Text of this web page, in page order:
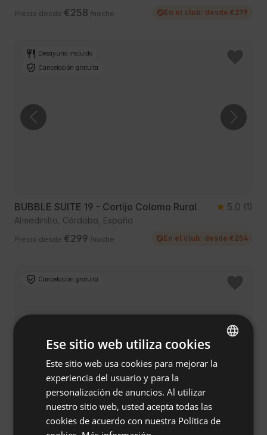
Precio desde €258 /noche En el club: desde €219
Desayuno incluido
Cancelación gratuita
BUBBLE SUITE 19 - Cortijo Colomo Rural 5.0 (1)
Almedinilla, Córdoba, España
Precio desde €299 /noche En el club: desde €254
Cancelación gratuita
El Ventorro
ENGLISH
POLISH
GERMAN
Ese sitio web utiliza cookies
Este sitio web usa cookies para mejorar la
experiencia del usuario y para la
personalización de anuncios. Al utilizar
nuestro sitio web, usted acepta todas las
cookies de acuerdo con nuestra Política de